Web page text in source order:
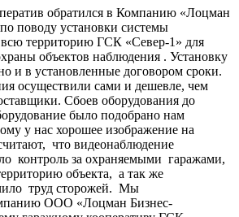
обратился в Компанию «Лоцман
поводу установки системы
территорию ГСК «Север-1» для
объектов наблюдения . Установку
и в установленные договором сроки.
осуществили сами и дешевле, чем
Сбоев оборудования до
было подобрано нам
у нас хорошее изображение на
что видеонаблюдение
контроль за охраняемыми гаражами,
объекта, а так же
труд сторожей. Мы
ООО «Лоцман Бизнес-